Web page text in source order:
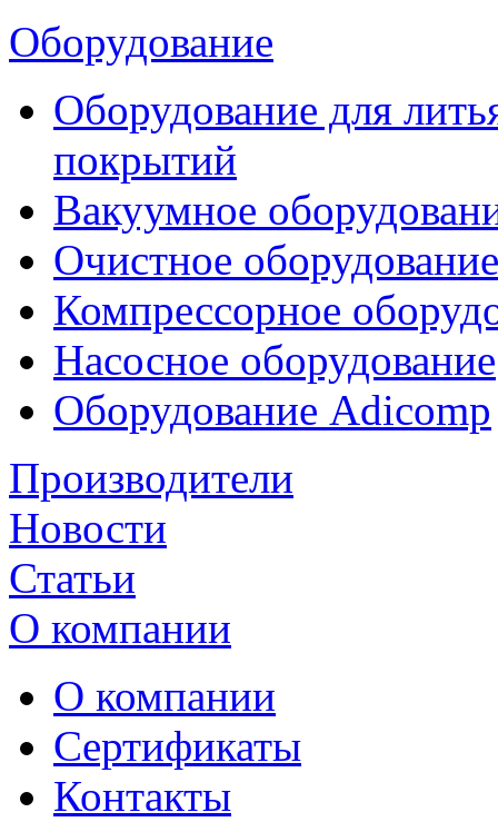
Оборудование
Оборудование для
покрытий
Вакуумное
Очистное оборудование
Компрессорное
Насосное оборудование
Оборудование Adicomp
Производители
Новости
Статьи
О компании
О компании
Сертификаты
Контакты